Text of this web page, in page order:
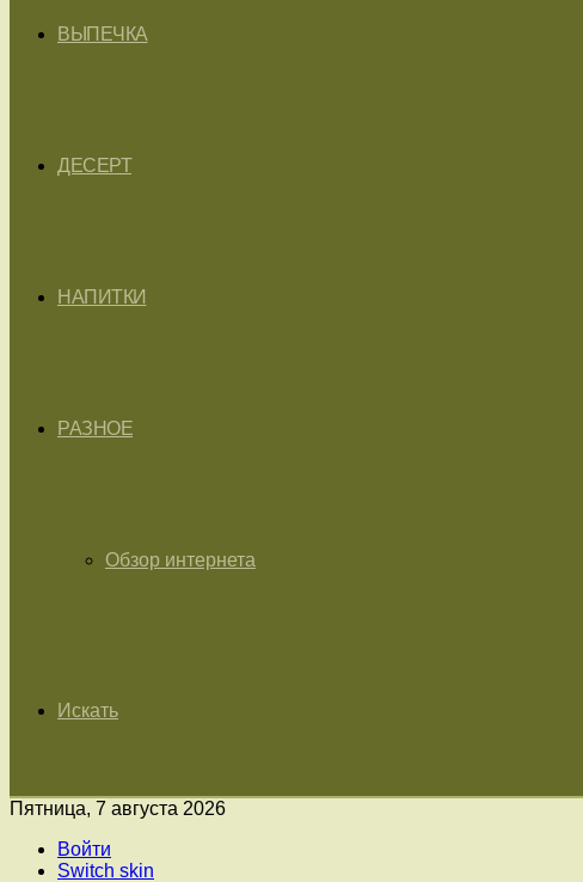
ВЫПЕЧКА
ДЕСЕРТ
НАПИТКИ
РАЗНОЕ
Обзор интернета
Искать
Пятница, 7 августа 2026
Войти
Switch skin